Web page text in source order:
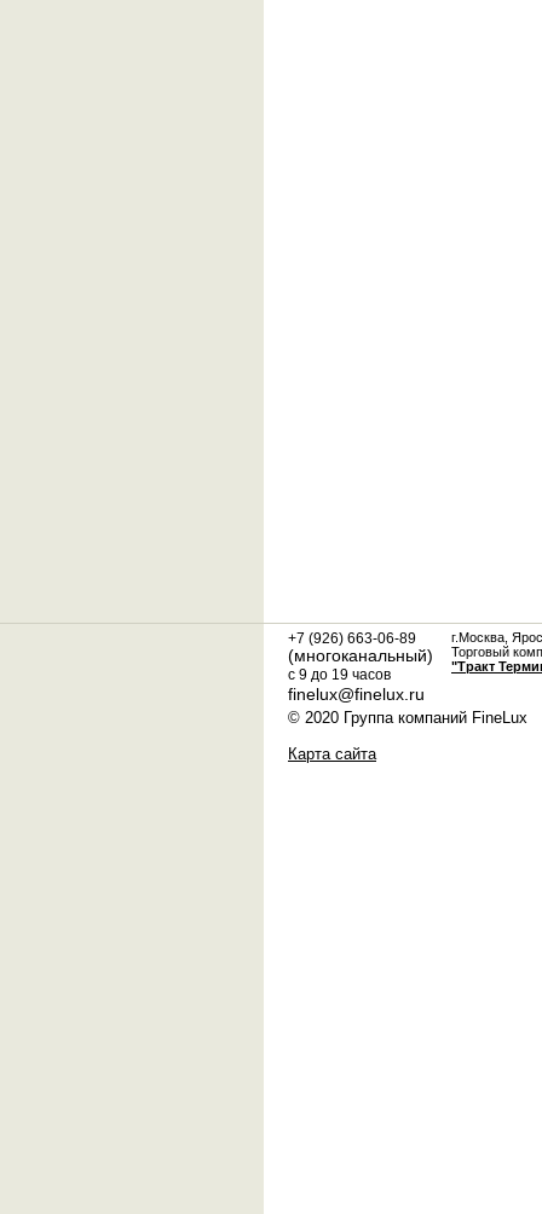
+7 (926) 663-06-89
(многоканальный)
с 9 до 19 часов
finelux@finelux.ru
г.Москва,
Торговый
"Тракт
© 2020 Группа компаний FineLux
Карта сайта